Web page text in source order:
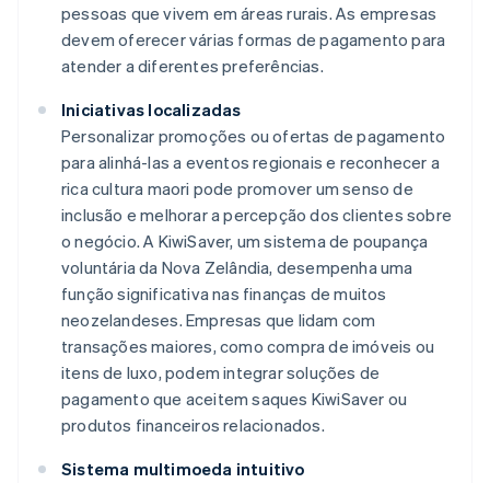
pessoas que vivem em áreas rurais. As empresas
devem oferecer várias formas de pagamento para
atender a diferentes preferências.
Iniciativas localizadas
Personalizar promoções ou ofertas de pagamento
para alinhá-las a eventos regionais e reconhecer a
rica cultura maori pode promover um senso de
inclusão e melhorar a percepção dos clientes sobre
o negócio. A KiwiSaver, um sistema de poupança
voluntária da Nova Zelândia, desempenha uma
função significativa nas finanças de muitos
neozelandeses. Empresas que lidam com
transações maiores, como compra de imóveis ou
itens de luxo, podem integrar soluções de
pagamento que aceitem saques KiwiSaver ou
produtos financeiros relacionados.
Sistema multimoeda intuitivo